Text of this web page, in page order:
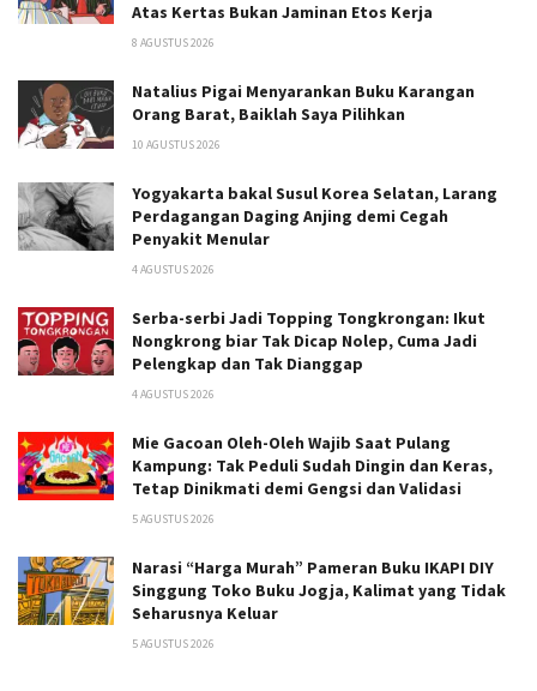
Atas Kertas Bukan Jaminan Etos Kerja
8 AGUSTUS 2026
Natalius Pigai Menyarankan Buku Karangan
Orang Barat, Baiklah Saya Pilihkan
10 AGUSTUS 2026
Yogyakarta bakal Susul Korea Selatan, Larang
Perdagangan Daging Anjing demi Cegah
Penyakit Menular
4 AGUSTUS 2026
Serba-serbi Jadi Topping Tongkrongan: Ikut
Nongkrong biar Tak Dicap Nolep, Cuma Jadi
Pelengkap dan Tak Dianggap
4 AGUSTUS 2026
Mie Gacoan Oleh-Oleh Wajib Saat Pulang
Kampung: Tak Peduli Sudah Dingin dan Keras,
Tetap Dinikmati demi Gengsi dan Validasi
5 AGUSTUS 2026
Narasi “Harga Murah” Pameran Buku IKAPI DIY
Singgung Toko Buku Jogja, Kalimat yang Tidak
Seharusnya Keluar
5 AGUSTUS 2026